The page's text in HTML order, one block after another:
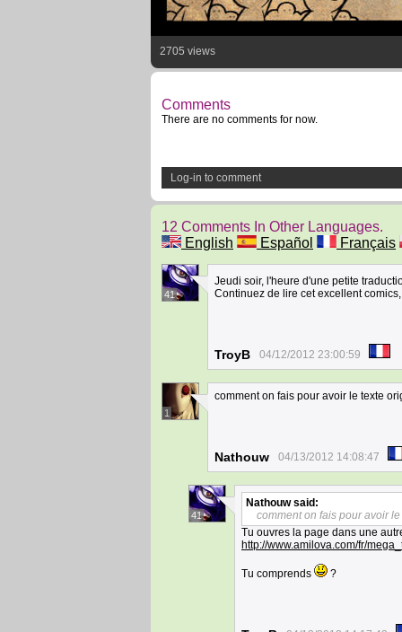
2705 views
Comments
There are no comments for now.
Log-in to comment
12 Comments In Other Languages.
English
Español Français
41
Jeudi soir, l'heure d'une petite
Continuez de lire cet excellent
TroyB 04/12/2012 23:00:59
1
comment on fais pour avoir le texte
Nathouw 04/13/2012 14:08:47
41
Nathouwsaid:
comment on fais pour avoir
Tu ouvres la page dans une
http://www.amilova.com/fr/
Tu comprends ?